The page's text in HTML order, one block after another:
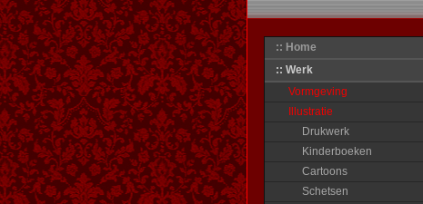
:: Home
:: Werk
Vormgeving
Illustratie
Drukwerk
Kinderboeken
Cartoons
Schetsen